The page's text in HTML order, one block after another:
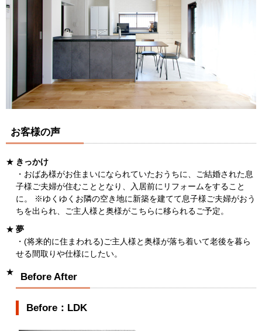
お客様の声
きっかけ
・おばあ様がお住まいになられていたおうちに、ご結婚された息
子様ご夫婦が住むこととなり、入居前にリフォームをすること
に。 ※ゆくゆくお隣の空き地に新築を建てて息子様ご夫婦がおう
ちを出られ、ご主人様と奥様がこちらに移られるご予定。
夢
・(将来的に住まわれる)ご主人様と奥様が落ち着いて老後を暮ら
せる間取りや仕様にしたい。
Before After
Before：LDK